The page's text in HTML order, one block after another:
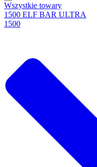
Wszystkie towary
1500 ELF BAR ULTRA
1500